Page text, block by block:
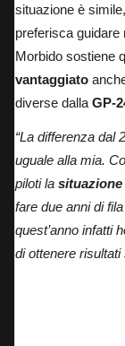
situazione è
preferisca guidare
Morbido sostiene
vantaggiato
diverse dalla GP-
“La differenza dal
uguale alla mia.
piloti la
fare due anni di
quest’anno infatti
di ottenere risultati